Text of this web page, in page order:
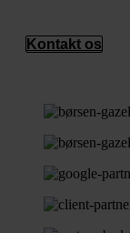
Kontakt os